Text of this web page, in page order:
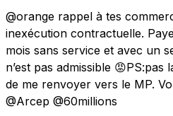
@orange rappel à tes
inexécution contractuelle.
mois sans service et avec un
n’est pas admissible
de me renvoyer vers le MP.
@Arcep @60millions